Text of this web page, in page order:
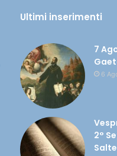
Ultimi inserimenti
7
6
2°